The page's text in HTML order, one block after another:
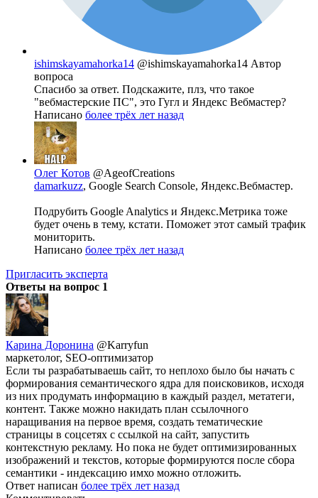
ishimskayamahorka14 @ishimskayamahorka14 Автор
вопроса
Спасибо за ответ. Подскажите, плз, что такое
"вебмастерские ПС", это Гугл и Яндекс Вебмастер?
Написано более трёх лет назад
Олег Котов @AgeofCreations
damarkuzz, Google Search Console, Яндекс.Вебмастер.
Подрубить Google Analytics и Яндекс.Метрика тоже
будет очень в тему, кстати. Поможет этот самый трафик
мониторить.
Написано более трёх лет назад
Пригласить эксперта
Ответы на вопрос 1
Карина Доронина @Karryfun
маркетолог, SEO-оптимизатор
Если ты разрабатываешь сайт, то неплохо было бы начать с
формирования семантического ядра для поисковиков, исходя
из них продумать информацию в каждый раздел, метатеги,
контент. Также можно накидать план ссылочного
наращивания на первое время, создать тематические
страницы в соцсетях с ссылкой на сайт, запустить
контекстную рекламу. Но пока не будет оптимизированных
изображений и текстов, которые формируются после сбора
семантики - индексацию имхо можно отложить.
Ответ написан более трёх лет назад